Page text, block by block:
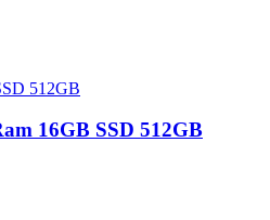
16GB SSD 512GB